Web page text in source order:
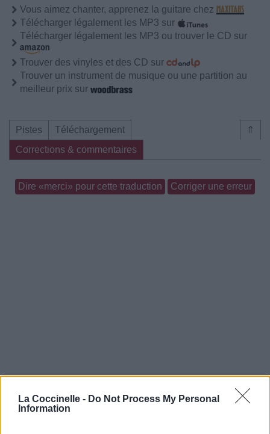
La Coccinelle - Do Not Process My Personal
Information
Vous aimez chanter, apprenez la guitare chez
Télécharger légalement les MP3 sur
Télécharger légalement les MP3 ou trouver le CD sur
Trouver des vinyles et des CD sur
Trouver un instrument de musique ou une partition au
meilleur prix sur
⇑
Pistes
Téléchargement
Corrections & commentaires
Dire «merci» pour cette traduction Corriger une erreur